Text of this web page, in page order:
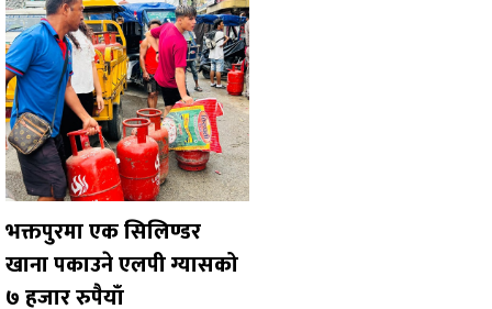
भक्तपुरमा एक सिलिण्डर
खाना पकाउने एलपी ग्यासको
७ हजार रुपैयाँ